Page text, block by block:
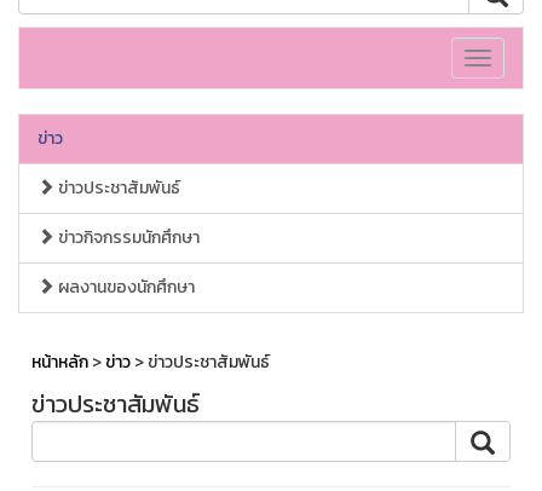
Toggle
ข่าว
ข่าวประชาสัมพันธ์
ข่าวกิจกรรมนักศึกษา
ผลงานของนักศึกษา
หน้าหลัก>ข่าว> ข่าวประชาสัมพันธ์
ข่าวประชาสัมพันธ์